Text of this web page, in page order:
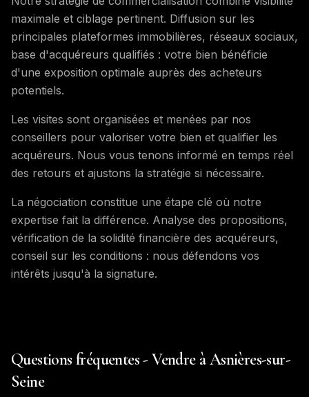
maximale et ciblage pertinent. Diffusion sur les
principales plateformes immobilières, réseaux sociaux,
base d'acquéreurs qualifiés : votre bien bénéficie
d'une exposition optimale auprès des acheteurs
potentiels.
Les visites sont organisées et menées par nos
conseillers pour valoriser votre bien et qualifier les
acquéreurs. Nous vous tenons informé en temps réel
des retours et ajustons la stratégie si nécessaire.
La négociation constitue une étape clé où notre
expertise fait la différence. Analyse des propositions,
vérification de la solidité financière des acquéreurs,
conseil sur les conditions : nous défendons vos
intérêts jusqu'à la signature.
Questions fréquentes - Vendre à Asnières-sur-
Seine